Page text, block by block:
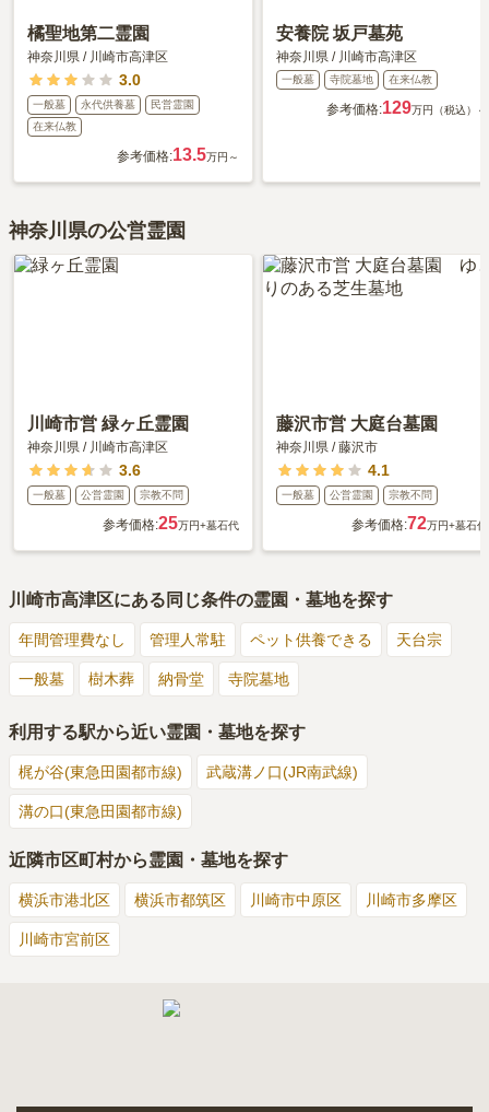
橘聖地第二霊園
神奈川県 / 川崎市高津区
3.0
一般墓 永代供養墓
民営霊園
在来仏教
参考価格:13.5万円～
安養院 坂戸墓苑
神奈川県 / 川崎市高津区
一般墓 寺院墓地 在来仏教
参考価格:129万円（税込）～
神奈川県の公営霊園
川崎市営 緑ヶ丘霊園
神奈川県 / 川崎市高津区
3.6
一般墓 公営霊園 宗教不問
参考価格:25万円+墓石代
藤沢市営 大庭台墓園
神奈川県 /藤沢市
4.1
一般墓 公営霊園 宗教不問
参考価格:72万円+墓石代
川崎市高津区にある同じ条件の霊園・墓地を探す
年間管理費なし 管理人常駐 ペット供養できる 天台宗
一般墓 樹木葬 納骨堂 寺院墓地
利用する駅から近い霊園・墓地を探す
梶が谷(東急田園都市線) 武蔵溝ノ口(JR南武線)
溝の口(東急田園都市線)
近隣市区町村から霊園・墓地を探す
横浜市港北区 横浜市都筑区 川崎市中原区 川崎市多摩区
川崎市宮前区